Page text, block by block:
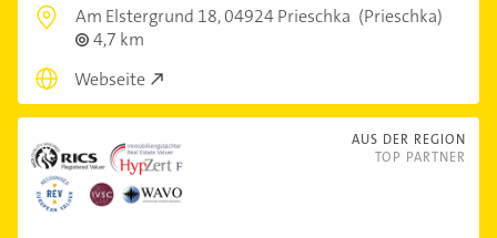
Am Elstergrund 18,04924 Prieschka (Prieschka)
4,7 km
Webseite
AUS DER REGION
TOP PARTNER